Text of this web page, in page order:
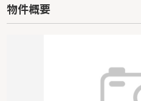
物件概要